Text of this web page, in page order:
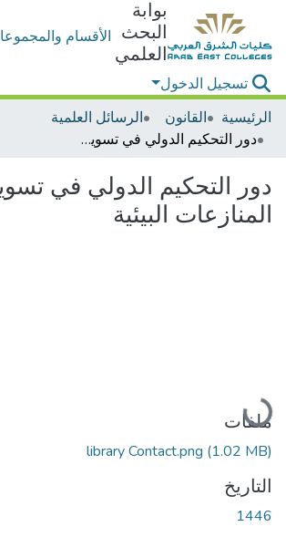
بوابة
البحث
العلمي
الأقسام
تسجيل الدخول
الرئيسية
القانون
الرسائل العلمية
دور التحكيم الدولي في تسوية المنازعات البيئية
دور التحكيم الدولي في
المنازعات البيئية
جاري التحميل...
ملفات
library Contact.png (1.02 MB)
التاريخ
1446